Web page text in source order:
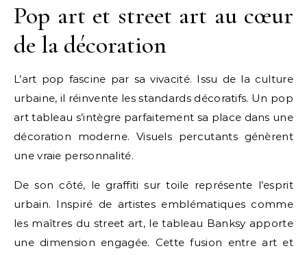
Pop art et street art au cœur
de la décoration
L’art pop fascine par sa vivacité. Issu de la culture
urbaine, il réinvente les standards décoratifs. Un pop
art tableau s’intègre parfaitement sa place dans une
décoration moderne. Visuels percutants génèrent
une vraie personnalité.
De son côté, le graffiti sur toile représente l’esprit
urbain. Inspiré de artistes emblématiques comme
les maîtres du street art, le tableau Banksy apporte
une dimension engagée. Cette fusion entre art et